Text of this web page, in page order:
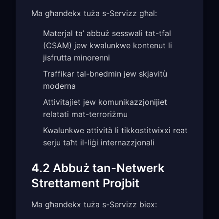
Ma għandekx tuża s-Servizz għal:
Materjal ta’ abbuż sesswali tat-tfal
(CSAM) jew kwalunkwe kontenut li
jisfrutta minorenni
Traffikar tal-bnedmin jew skjavitù
moderna
Attivitajiet jew komunikazzjonijiet
relatati mat-terroriżmu
Kwalunkwe attività li tikkostitwixxi reat
serju taħt il-liġi internazzjonali
4.2 Abbuż tan-Netwerk
Strettament Projbit
Ma għandekx tuża s-Servizz biex: